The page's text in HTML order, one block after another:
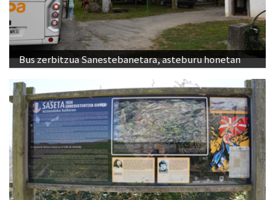
Bus zerbitzua Sanestebanetara, asteburu honetan